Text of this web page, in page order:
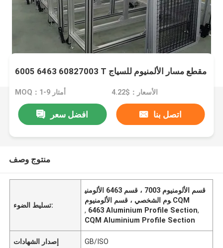
6005 6463 60827003 T مقطع مسار الألمنيوم للسياج
MOQ：1-9 أمتار الأسعار：$4.22
افضل سعر اتصل بنا
منتوج وصف
تسليط الضوء:
قسم الألومنيوم 7003 ، قسم 6463 الألومني
وم الشخصي ، قسم الألومنيوم CQM
, 6463 Aluminium Profile Section,
CQM Aluminium Profile Section
إصدار الشهادات GB/ISO